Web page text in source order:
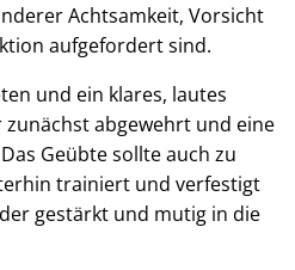
Achtsamkeit, Vorsicht
aufgefordert sind.
und ein klares, lautes
zunächst abgewehrt und eine
Geübte sollte auch zu
trainiert und verfestigt
gestärkt und mutig in die